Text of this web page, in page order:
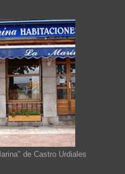
de Castro Urdiales